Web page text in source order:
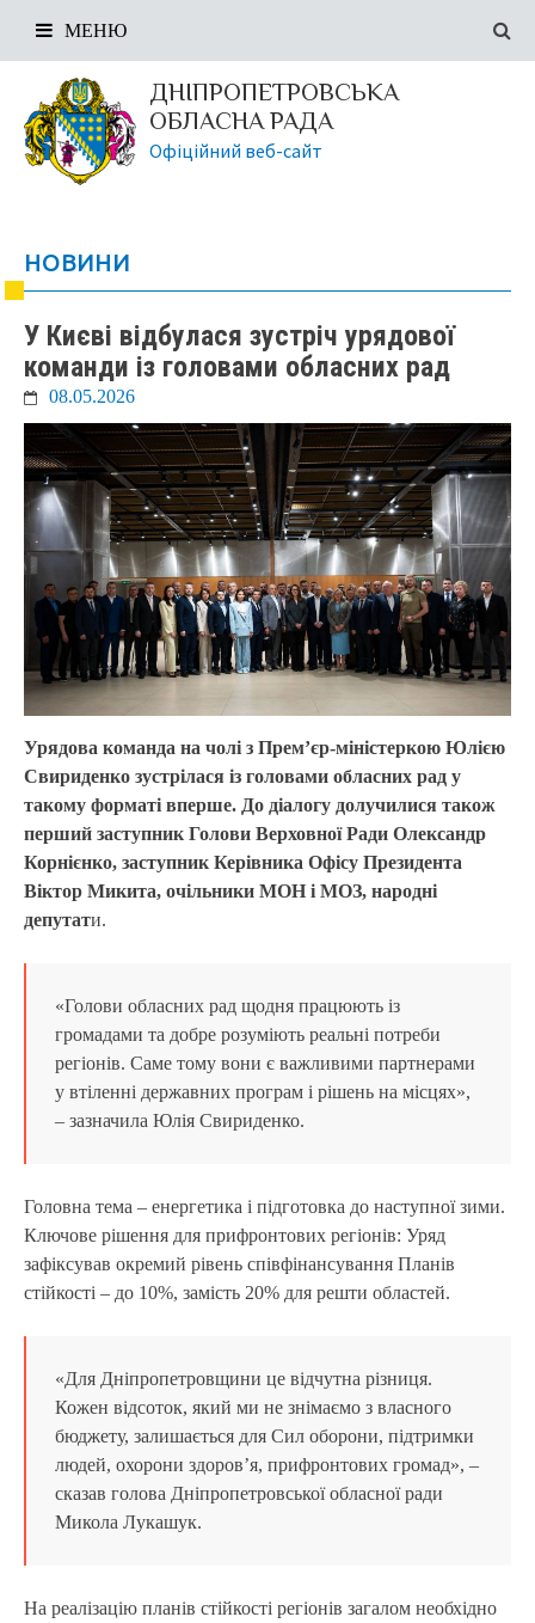
ДНІПРОПЕТРОВСЬКА
ОБЛАСНА РАДА
Офіційний веб-сайт
МЕНЮ
НОВИНИ
У Києві відбулася зустріч урядової
команди із головами обласних рад
08.05.2026
Урядова команда на чолі з Прем’єр-міністеркою Юлією
Свириденко зустрілася із головами обласних рад у
такому форматі вперше. До діалогу долучилися також
перший заступник Голови Верховної Ради Олександр
Корнієнко, заступник Керівника Офісу Президента
Віктор Микита, очільники МОН і МОЗ, народні
депутати.
«Голови обласних рад щодня працюють із
громадами та добре розуміють реальні потреби
регіонів. Саме тому вони є важливими партнерами
у втіленні державних програм і рішень на місцях»,
– зазначила Юлія Свириденко.
Головна тема – енергетика і підготовка до наступної зими.
Ключове рішення для прифронтових регіонів: Уряд
зафіксував окремий рівень співфінансування Планів
стійкості – до 10%, замість 20% для решти областей.
«Для Дніпропетровщини це відчутна різниця.
Кожен відсоток, який ми не знімаємо з власного
бюджету, залишається для Сил оборони, підтримки
людей, охорони здоров’я, прифронтових громад», –
сказав голова Дніпропетровської обласної ради
Микола Лукашук.
На реалізацію планів стійкості регіонів загалом необхідно